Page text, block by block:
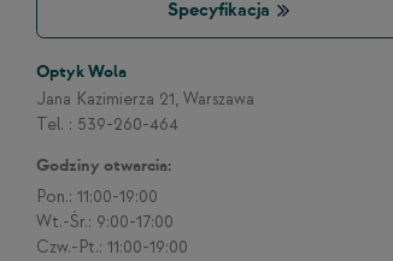
Specyfikacja
Optyk Wola
Jana Kazimierza 21, Warszawa
Tel. : 539-260-464
Godziny otwarcia:
Pon.: 11:00-19:00
Wt.-Śr.: 9:00-17:00
Czw.-Pt.: 11:00-19:00